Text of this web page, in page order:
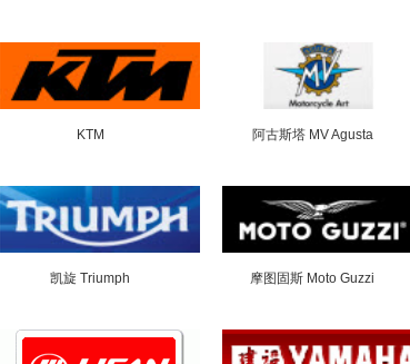
KTM 阿古斯塔 MV Agusta
凯旋 Triumph 摩图固斯 Moto Guzzi